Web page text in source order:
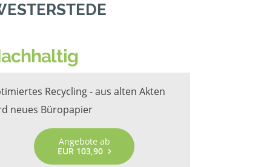
Recycling - aus alten Akten
neues Büropapier
Angebote ab
EUR 103,90